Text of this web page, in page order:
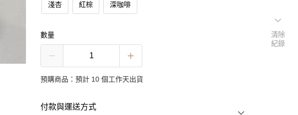
淺杏 紅棕 深咖啡
數量
預購商品：預計 10 個工作天出貨
付款與運送方式
清除
紀錄